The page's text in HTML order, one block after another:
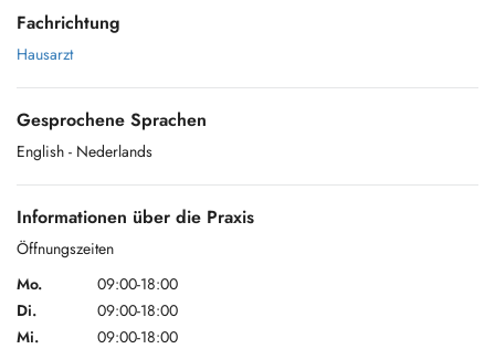
Fachrichtung
Hausarzt
Gesprochene Sprachen
English - Nederlands
Informationen über die Praxis
Öffnungszeiten
Mo.
09:00-18:00
Di.
09:00-18:00
Mi.
09:00-18:00